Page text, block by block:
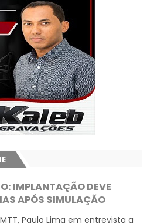
IMPLANTAÇÃO DEVE
APÓS SIMULAÇÃO
Paulo Lima em entrevista a